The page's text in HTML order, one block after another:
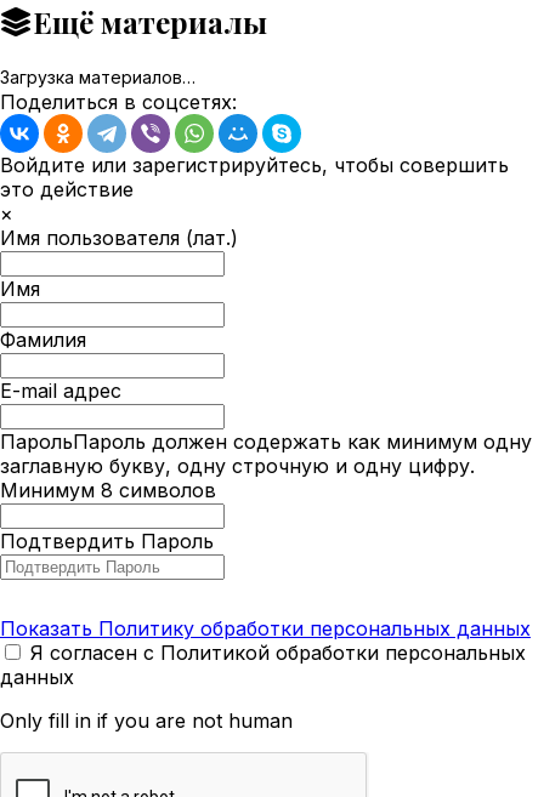
Ещё материалы
Загрузка материалов…
Поделиться в соцсетях:
Войдите или зарегистрируйтесь, чтобы совершить
это действие
×
Имя пользователя (лат.)
Имя
Фамилия
E-mail адрес
ПарольПароль должен содержать как минимум одну
заглавную букву, одну строчную и одну цифру.
Минимум 8 символов
Подтвердить Пароль
Показать Политику обработки персональных данных
Я согласен с Политикой обработки персональных
данных
Only fill in if you are not human